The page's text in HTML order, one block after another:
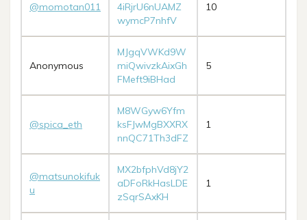
@momotan011
4iRjrU6nUAMZ
wymcP7nhfV
10
Anonymous
MJgqVWKd9W
miQwivzkAixGh
FMeft9iBHad
5
@spica_eth
M8WGyw6Yfm
ksFJwMgBXXRX
nnQC71Th3dFZ
1
@matsunokifuk
u
MX2bfphVd8jY2
aDFoRkHasLDE
zSqrSAxKH
1